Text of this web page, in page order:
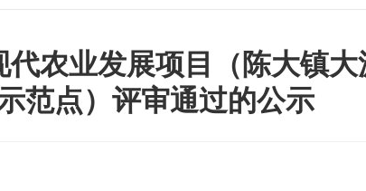
农业发展项目（陈大镇
范点）评审通过的公示